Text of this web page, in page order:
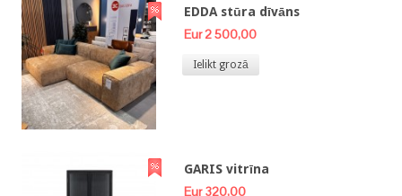
EDDA stūra dīvāns
Eur 2 500,00
Ielikt grozā
GARIS vitrīna
Eur 320,00